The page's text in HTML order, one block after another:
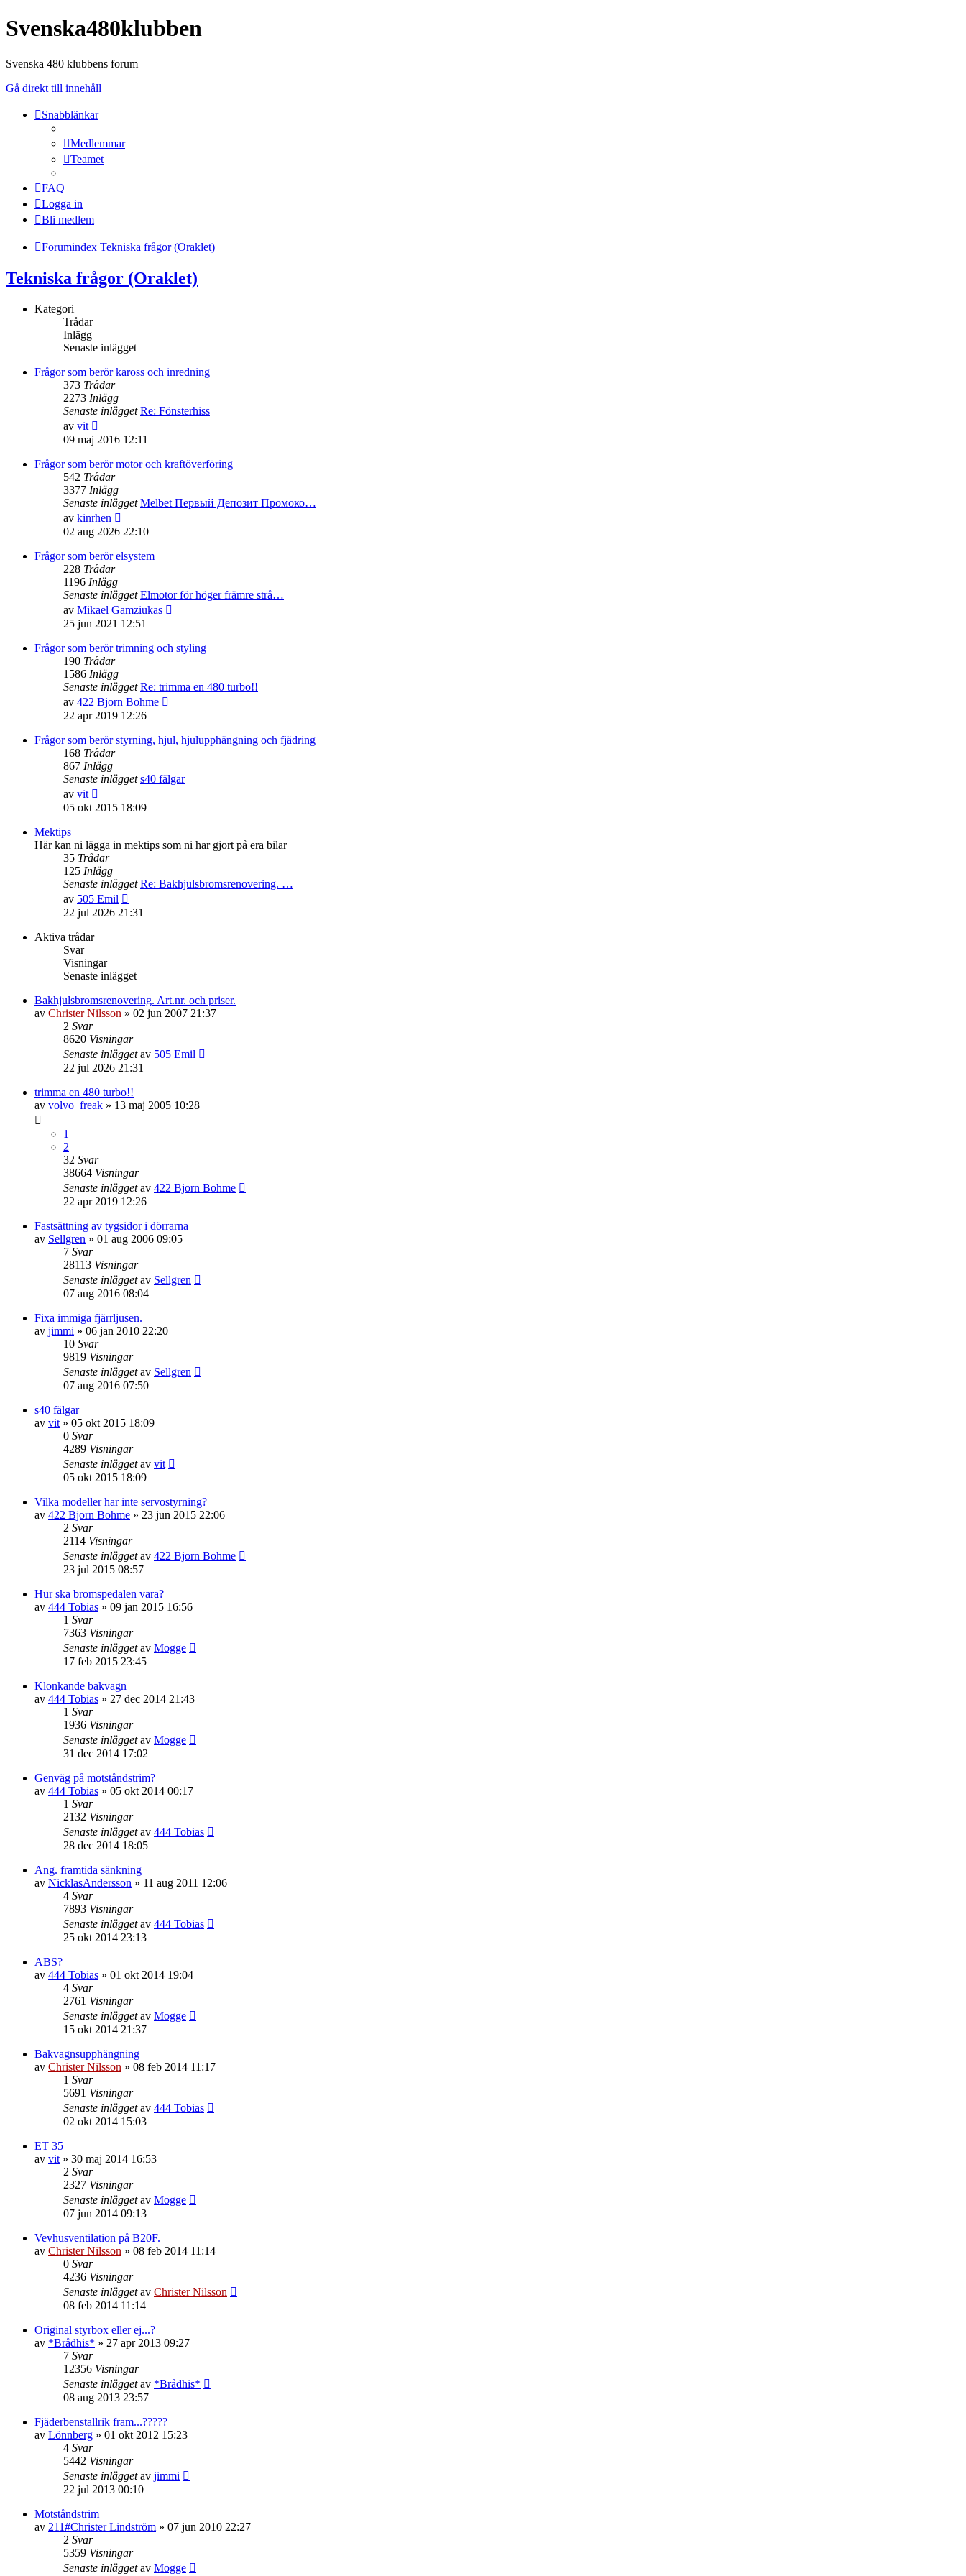
Svenska480klubben
Svenska 480 klubbens forum
Gå direkt till innehåll
Snabblänkar
Medlemmar
Teamet
FAQ
Logga in
Bli medlem
Forumindex Tekniska frågor (Oraklet)
Tekniska frågor (Oraklet)
Kategori
Trådar
Inlägg
Senaste inlägget
Frågor som berör kaross och inredning
373 Trådar
2273 Inlägg
Senaste inlägget Re: Fönsterhiss
av vit
till
senaste
inlägget
09 maj 2016 12:11
Frågor som berör motor och kraftöverföring
542 Trådar
3377 Inlägg
Senaste inlägget Melbet Первый Депозит Промоко…
av kinrhen
till
senaste
02 aug 2026 22:10
Frågor som berör elsystem
228 Trådar
1196 Inlägg
Senaste inlägget Elmotor för höger främre strå…
av Mikael Gamziukas
senaste
25 jun 2021 12:51
Frågor som berör trimning och styling
190 Trådar
1586 Inlägg
Senaste inlägget Re: trimma en 480 turbo!!
av 422 Bjorn Bohme
senaste
22 apr 2019 12:26
Frågor som berör styrning, hjul, hjulupphängning och fjädring
168 Trådar
867 Inlägg
Senaste inlägget s40 fälgar
av vit
till
inlägget
05 okt 2015 18:09
Mektips
Här kan ni lägga in mektips som ni har gjort på era bilar
35 Trådar
125 Inlägg
Senaste inlägget Re: Bakhjulsbromsrenovering. …
av 505 Emil
till
22 jul 2026 21:31
Aktiva trådar
Svar
Visningar
Senaste inlägget
Bakhjulsbromsrenovering. Art.nr. och priser.
av Christer Nilsson » 02 jun 2007 21:37
2 Svar
8620 Visningar
Senaste inläggetav 505 Emil
22 jul 2026 21:31
trimma en 480 turbo!!
av volvo_freak » 13 maj 2005 10:28
1
2
32 Svar
38664 Visningar
Senaste inläggetav 422 Bjorn Bohme
22 apr 2019 12:26
Fastsättning av tygsidor i dörrarna
av Sellgren » 01 aug 2006 09:05
7 Svar
28113 Visningar
Senaste inläggetav Sellgren
07 aug 2016 08:04
Fixa immiga fjärrljusen.
av jimmi » 06 jan 2010 22:20
10 Svar
9819 Visningar
Senaste inläggetav Sellgren
07 aug 2016 07:50
s40 fälgar
av vit » 05 okt 2015 18:09
0 Svar
4289 Visningar
Senaste inläggetav vit
05 okt 2015 18:09
Vilka modeller har inte servostyrning?
av 422 Bjorn Bohme » 23 jun 2015 22:06
2 Svar
2114 Visningar
Senaste inläggetav 422 Bjorn Bohme
23 jul 2015 08:57
Hur ska bromspedalen vara?
av 444 Tobias » 09 jan 2015 16:56
1 Svar
7363 Visningar
Senaste inläggetav Mogge
17 feb 2015 23:45
Klonkande bakvagn
av 444 Tobias » 27 dec 2014 21:43
1 Svar
1936 Visningar
Senaste inläggetav Mogge
31 dec 2014 17:02
Genväg på motståndstrim?
av 444 Tobias » 05 okt 2014 00:17
1 Svar
2132 Visningar
Senaste inläggetav 444 Tobias
28 dec 2014 18:05
Ang. framtida sänkning
av NicklasAndersson » 11 aug 2011 12:06
4 Svar
7893 Visningar
Senaste inläggetav 444 Tobias
25 okt 2014 23:13
ABS?
av 444 Tobias » 01 okt 2014 19:04
4 Svar
2761 Visningar
Senaste inläggetav Mogge
15 okt 2014 21:37
Bakvagnsupphängning
av Christer Nilsson » 08 feb 2014 11:17
1 Svar
5691 Visningar
Senaste inläggetav 444 Tobias
02 okt 2014 15:03
ET 35
av vit » 30 maj 2014 16:53
2 Svar
2327 Visningar
Senaste inläggetav Mogge
07 jun 2014 09:13
Vevhusventilation på B20F.
av Christer Nilsson » 08 feb 2014 11:14
0 Svar
4236 Visningar
Senaste inläggetav Christer Nilsson
08 feb 2014 11:14
Original styrbox eller ej...?
av *Brådhis* » 27 apr 2013 09:27
7 Svar
12356 Visningar
Senaste inläggetav *Brådhis*
08 aug 2013 23:57
Fjäderbenstallrik fram...?????
av Lönnberg » 01 okt 2012 15:23
4 Svar
5442 Visningar
Senaste inläggetav jimmi
22 jul 2013 00:10
Motståndstrim
av 211#Christer Lindström » 07 jun 2010 22:27
2 Svar
5359 Visningar
Senaste inläggetav Mogge